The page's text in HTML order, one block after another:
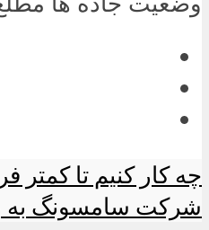
چه کار کنیم تا کمتر
شرکت سامسونگ به ورزشکار